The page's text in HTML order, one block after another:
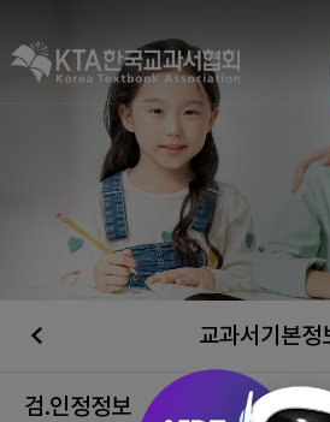
교과서기본정
검.인정정보